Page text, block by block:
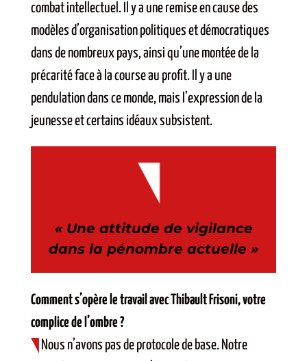
combat intellectuel. Il y a une remise en cause des
modèles d’organisation politiques et démocratiques
dans de nombreux pays, ainsi qu’une montée de la
précarité face à la course au profit. Il y a une
pendulation dans ce monde, mais l’expression de la
jeunesse et certains idéaux subsistent.
« Une attitude de vigilance
dans la pénombre actuelle »
Comment s’opère le travail avec Thibault Frisoni, votre
complice de l’ombre ?
Nous n’avons pas de protocole de base. Notre